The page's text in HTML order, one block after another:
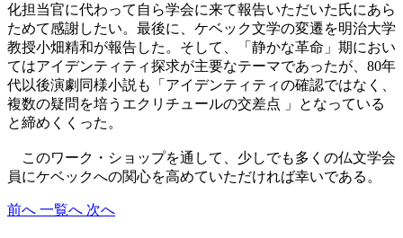
化担当官に代わって自ら学会に来て報告いただいた氏にあら
ためて感謝したい。最後に、ケベック文学の変遷を明治大学
教授小畑精和が報告した。そして、「静かな革命」期におい
てはアイデンティティ探求が主要なテーマであったが、80年
代以後演劇同様小説も「アイデンティティの確認ではなく、
複数の疑問を培うエクリチュールの交差点 」となっている
と締めくくった。
このワーク・ショップを通して、少しでも多くの仏文学会
員にケベックへの関心を高めていただければ幸いである。
前へ 一覧へ 次へ